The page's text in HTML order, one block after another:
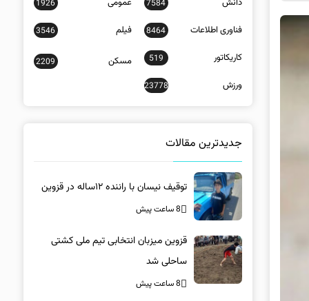
7584
1926
فناوری اطلاعات 8464 فیلم 3546
کاریکاتور 519 مسکن 2209
ورزش 23778
جدیدترین مقالات
توقیف نیسان با راننده ۱۲ساله در قزوین
8 ساعت پیش
قزوین میزبان انتخابی تیم ملی کشتی
ساحلی شد
8 ساعت پیش